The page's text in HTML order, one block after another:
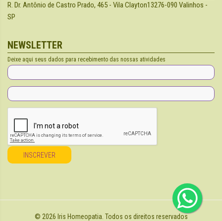
R. Dr. Antônio de Castro Prado, 465 - Vila Clayton13276-090 Valinhos -
SP
NEWSLETTER
Deixe aqui seus dados para recebimento das nossas atividades
INSCREVER
© 2026 Iris Homeopatia. Todos os direitos reservados